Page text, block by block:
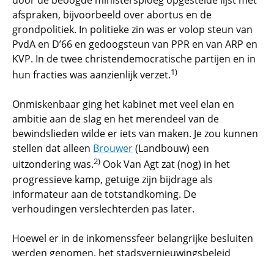
afspraken, bijvoorbeeld over abortus en de
grondpolitiek. In politieke zin was er volop steun van
PvdA en D’66 en gedoogsteun van PPR en van ARP en
KVP. In de twee christendemocratische partijen en in
hun fracties was aanzienlijk verzet.1)
Onmiskenbaar ging het kabinet met veel elan en
ambitie aan de slag en het merendeel van de
bewindslieden wilde er iets van maken. Je zou kunnen
stellen dat alleen Brouwer(Landbouw) een
uitzondering was.2) Ook Van Agt zat (nog) in het
progressieve kamp, getuige zijn bijdrage als
informateur aan de totstandkoming. De
verhoudingen verslechterden pas later.
Hoewel er in de inkomenssfeer belangrijke besluiten
werden genomen, het stadsvernieuwingsbeleid